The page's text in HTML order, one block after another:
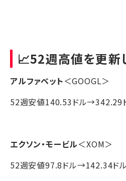
📈52週高値を更新
アルファベット＜GOOGL＞
52週安値140.53ドル→342.29
エクソン・モービル＜XOM＞
52週安値97.8ドル→142.34ドル